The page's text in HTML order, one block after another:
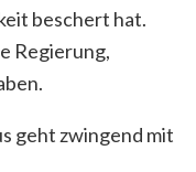
beschert hat.
Regierung,
geht zwingend mit